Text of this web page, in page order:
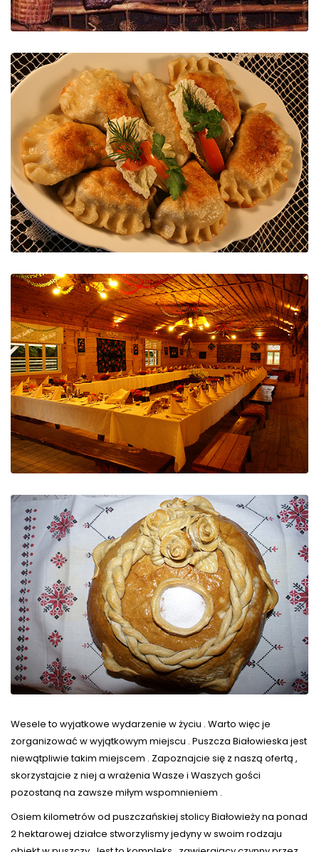
Wesele to wyjatkowe wydarzenie w życiu . Warto więc je
zorganizować w wyjątkowym miejscu . Puszcza Białowieska jest
niewątpliwie takim miejscem . Zapoznajcie się z naszą ofertą ,
skorzystajcie z niej a wrażenia Wasze i Waszych gości
pozostaną na zawsze miłym wspomnieniem .
Osiem kilometrów od puszczańskiej stolicy Białowieży na ponad
2 hektarowej działce stworzylismy jedyny w swoim rodzaju